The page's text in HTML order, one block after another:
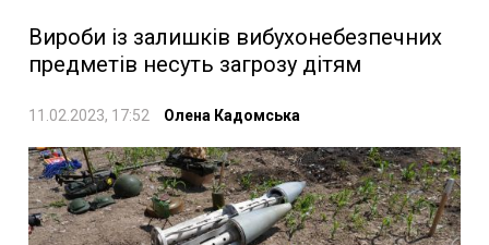
Вироби із залишків вибухонебезпечних
предметів несуть загрозу дітям
11.02.2023, 17:52 Олена Кадомська